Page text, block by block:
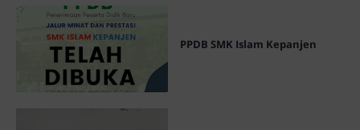
PPDB SMK Islam Kepanjen